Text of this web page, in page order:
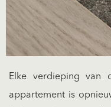
Elke verdieping van
appartement is